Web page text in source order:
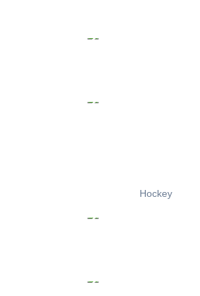
Hockey